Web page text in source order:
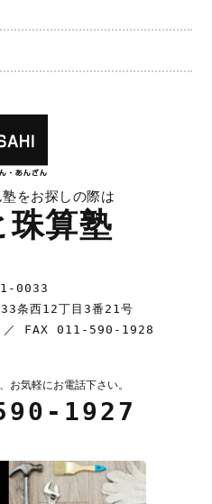
をお探しの際は
珠算塾
0033
条西12丁目3番21号
／ FAX 011-590-1928
お気軽にお電話下さい。
1927